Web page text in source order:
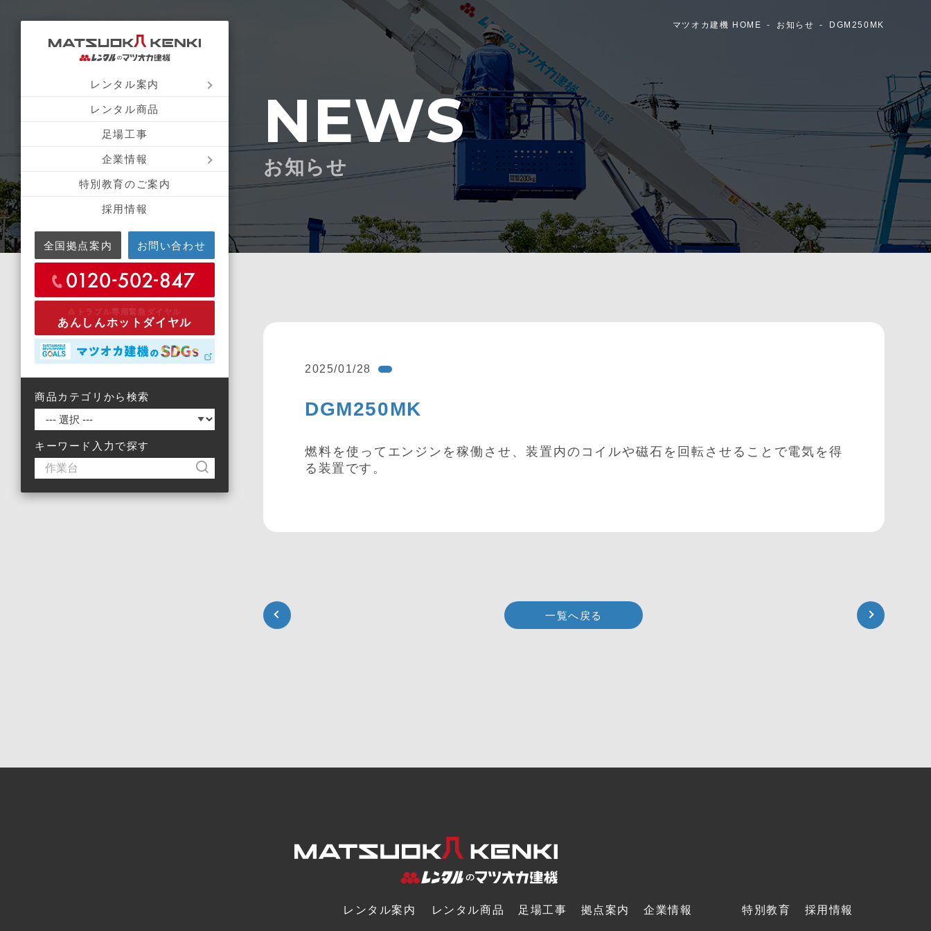
レンタル案内
レンタル商品
足場工事
企業情報
特別教育のご案内
採用情報
全国拠点案内 お問い合わせ
トラブル専用緊急ダイヤル
あんしんホットダイヤル
商品カテゴリから検索
キーワード入力で探す
マツオカ建機 HOME お知らせ DGM250MK
NEWS
お知らせ
2025/01/28
DGM250MK
燃料を使ってエンジンを稼働させ、装置内のコイルや磁石を回転させることで電気を得
る装置です。
一覧へ戻る
レンタル案内 レンタル商品 足場工事 拠点案内 企業情報 特別教育 採用情報